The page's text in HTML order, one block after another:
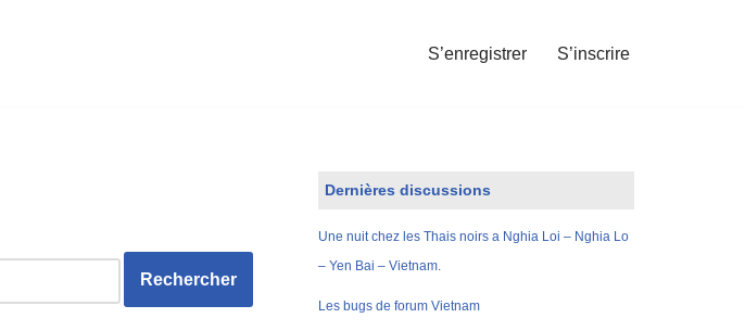
S’enregistrer S’inscrire
Dernières discussions
Une nuit chez les Thais noirs a Nghia Loi – Nghia Lo
– Yen Bai – Vietnam.
Les bugs de forum Vietnam